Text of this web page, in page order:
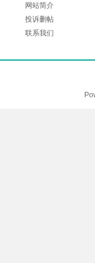
网站简介
投诉删帖
联系我们